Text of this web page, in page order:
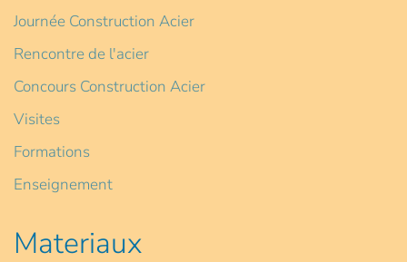
Journée Construction Acier
Rencontre de l'acier
Concours Construction Acier
Visites
Formations
Enseignement
Materiaux